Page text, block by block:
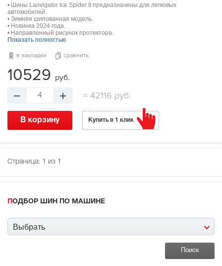
• Шины Lanvigator Ice Spider II предназначены для легковых
автомобилей.
• Зимняя шипованная модель.
• Новинка 2024 года.
• Направленный рисунок протектора.
Показать полностью
в закладки сравнить
10529 руб.
4 =42116 руб.
В корзину Купить в 1 клик
Страница: 1 из 1
ПОДБОР ШИН ПО МАШИНЕ
Выбрать